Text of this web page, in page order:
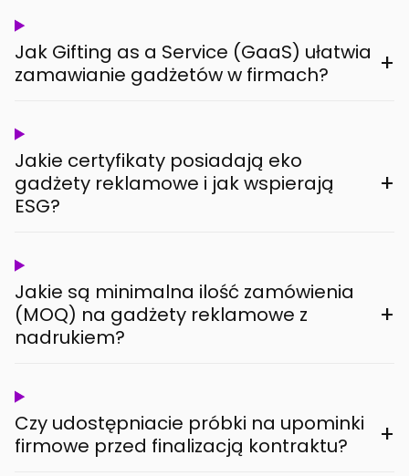
Jak Gifting as a Service (GaaS) ułatwia
zamawianie gadżetów w firmach?
+
Jakie certyfikaty posiadają eko
gadżety reklamowe i jak wspierają
ESG?
+
Jakie są minimalna ilość zamówienia
(MOQ) na gadżety reklamowe z
nadrukiem?
+
Czy udostępniacie próbki na upominki
firmowe przed finalizacją kontraktu?
+